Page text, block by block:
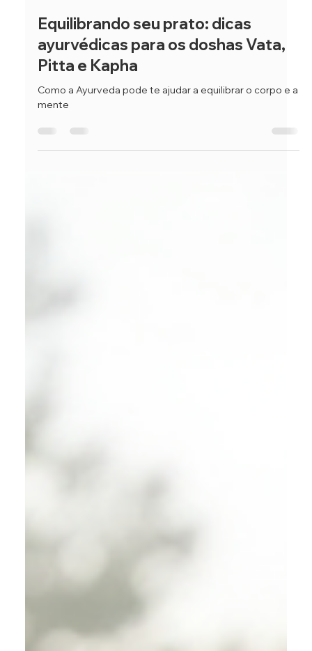
Ana Cudin
11 de mai.
4 min de leitura
Equilibrando seu prato: dicas
ayurvédicas para os doshas Vata,
Pitta e Kapha